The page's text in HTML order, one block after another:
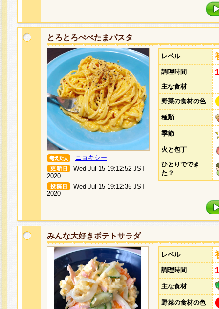
とろとろぺぺたまパスタ
ニョキシー
Wed Jul 15 19:12:52 JST
2020
Wed Jul 15 19:12:35 JST
2020
レベル
調理時間
主な食材
野菜の食材の色
種類
季節
火と包丁
ひとりででき
た？
みんな大好きポテトサラダ
レベル
調理時間
主な食材
野菜の食材の色